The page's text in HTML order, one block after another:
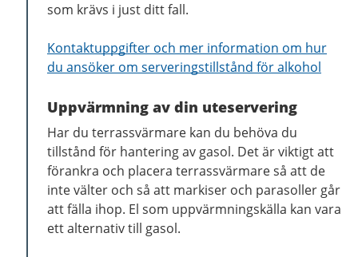
som krävs i just ditt fall.
Kontaktuppgifter och mer information om hur
du ansöker om serveringstillstånd för alkohol
Uppvärmning av din uteservering
Har du terrassvärmare kan du behöva du
tillstånd för hantering av gasol. Det är viktigt att
förankra och placera terrassvärmare så att de
inte välter och så att markiser och parasoller går
att fälla ihop. El som uppvärmningskälla kan vara
ett alternativ till gasol.